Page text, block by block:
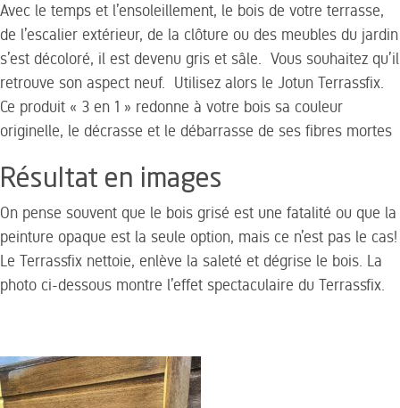
Avec le temps et l’ensoleillement, le bois de votre terrasse,
de l’escalier extérieur, de la clôture ou des meubles du jardin
s’est décoloré, il est devenu gris et sâle. Vous souhaitez qu’il
retrouve son aspect neuf. Utilisez alors le Jotun Terrassfix.
Ce produit « 3 en 1 » redonne à votre bois sa couleur
originelle, le décrasse et le débarrasse de ses fibres mortes
Résultat en images
On pense souvent que le bois grisé est une fatalité ou que la
peinture opaque est la seule option, mais ce n’est pas le cas!
Le Terrassfix nettoie, enlève la saleté et dégrise le bois. La
photo ci-dessous montre l’effet spectaculaire du Terrassfix.